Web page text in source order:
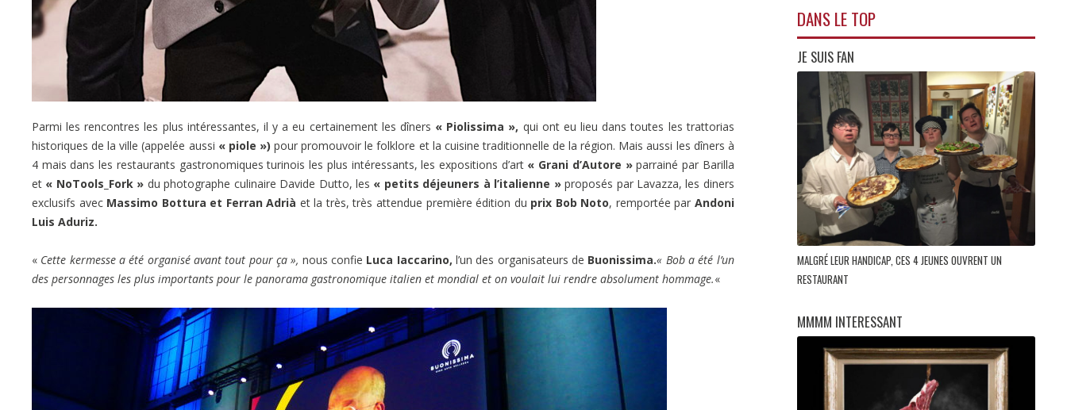
Parmi les rencontres les plus intéressantes, il y a eu certainement les dîners « Piolissima », qui ont eu lieu dans toutes les trattorias
historiques de la ville (appelée aussi « piole ») pour promouvoir le folklore et la cuisine traditionnelle de la région. Mais aussi les dîners à
4 mais dans les restaurants gastronomiques turinois les plus intéressants, les expositions d’art « Grani d’Autore »parrainé par Barilla
et « NoTools_Fork » du photographe culinaire Davide Dutto, les « petits déjeuners à l’italienne »proposés par Lavazza, les diners
exclusifs avec Massimo Bottura et Ferran Adrià et la très, très attendue première édition du prix Bob Noto, remportée par Andoni
Luis Aduriz.
« Cette kermesse a été organisé avant tout pour ça », nous confie Luca Iaccarino, l’un des organisateurs de Buonissima.« Bob a été l’un
des personnages les plus importants pour le panorama gastronomique italien et mondial et on voulait lui rendre absolument hommage.«
DANS LE TOP
JE SUIS FAN
MALGRÉ LEUR HANDICAP, CES 4 JEUNES OUVRENT UN
RESTAURANT
MMMM INTERESSANT